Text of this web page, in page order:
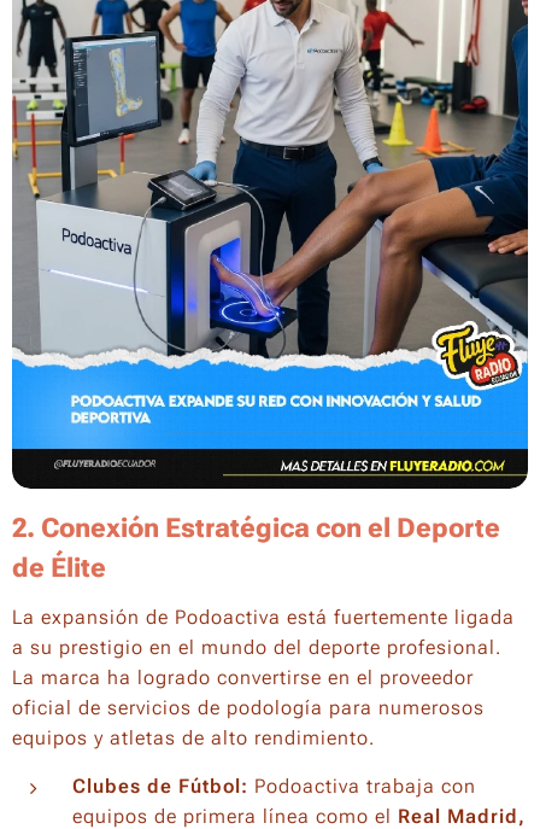
2. Conexión Estratégica con el Deporte
de Élite
La expansión de Podoactiva está fuertemente ligada
a su prestigio en el mundo del deporte profesional.
La marca ha logrado convertirse en el proveedor
oficial de servicios de podología para numerosos
equipos y atletas de alto rendimiento.
Clubes de Fútbol: Podoactiva trabaja con
equipos de primera línea como el Real Madrid,